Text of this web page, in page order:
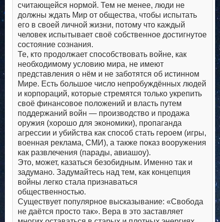
считающейся нормой. Тем не менее, люди не
должны ждать Мир от общества, чтобы испытать
его в своей личной жизни, потому что каждый
человек испытывает своё собственное достигнутое
состояние сознания.
Те, кто продолжает способствовать войне, как
необходимому условию мира, не имеют
представления о нём и не заботятся об истинном
Мире. Есть большое число непробуждённых людей
и корпораций, которые стремятся только укрепить
своё финансовое положений и власть путем
поддержаний войн — производство и продажа
оружия (хорошо для экономики), пропаганда
агрессии и убийства как способ стать героем (игры,
военная реклама, СМИ), а также показ вооружения
как развлечения (парады, авиашоу).
Это, может, казаться безобидным. Именно так и
задумано. Задумайтесь над тем, как концепция
войны легко стала признаваться
общественностью.
Существует популярное высказывание: «Свобода
не даётся просто так». Вера в это заставляет